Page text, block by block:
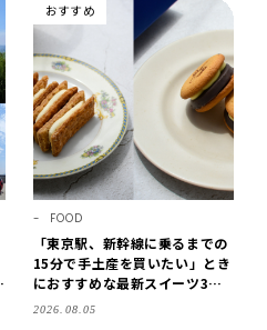
おすすめ
FOOD
「東京駅、新幹線に乗るまでの
15分で手土産を買いたい」とき
におすすめな最新スイーツ3選
【東京駅改札内・朝8時開店】
2026.08.05